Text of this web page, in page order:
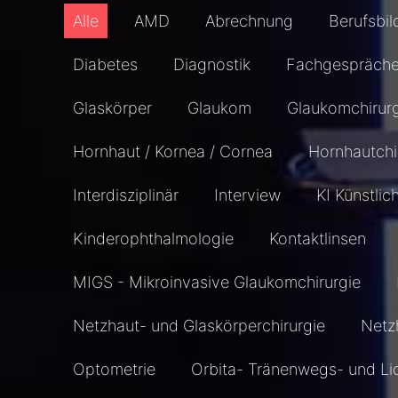
Alle AMD Abrechnung
Diabetes Diagnostik
Glaskörper Glaukom
Hornhaut / Kornea / Cornea
Interdisziplinär Interview KI
Kinderophthalmologie Kontaktlinsen
MIGS - Mikroinvasive Glaukomchirurgie
Netzhaut- und Glaskörperchirurgie
Optometrie Orbita- Tränenwegs- und